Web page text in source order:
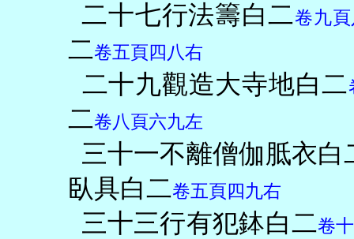
二十七行法籌白二卷九
二卷五頁四八右
二十九觀造大寺地白二
二卷八頁六九左
三十一不離僧伽胝衣白
臥具白二卷五頁四九右
三十三行有犯鉢白二卷